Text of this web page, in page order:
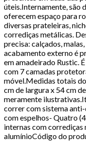
úteis.Internamente, são
oferecem espaço para
diversas prateleiras,
corrediças metálicas.
precisa: calçados,
acabamento externo é
em amadeirado Rustic.
com 7 camadas
móvel.Medidas totais
cm de largura x 54 cm
meramente
correr com sistema
com espelhos- Quatro
internas com
alumínioCódigo do